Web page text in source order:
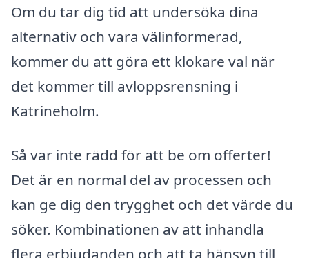
Om du tar dig tid att undersöka dina
alternativ och vara välinformerad,
kommer du att göra ett klokare val när
det kommer till avloppsrensning i
Katrineholm.
Så var inte rädd för att be om offerter!
Det är en normal del av processen och
kan ge dig den trygghet och det värde du
söker. Kombinationen av att inhandla
flera erbjudanden och att ta hänsyn till